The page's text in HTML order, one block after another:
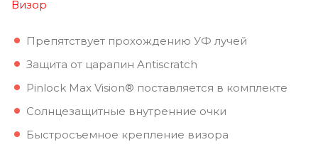
Визор
Препятствует прохождению УФ лучей
Защита от царапин Antiscratch
Pinlock Max Vision® поставляется в комплекте
Солнцезащитные внутренние очки
Быстросъемное крепление визора